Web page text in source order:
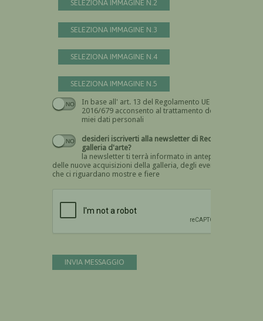
SELEZIONA IMMAGINE N.2
SELEZIONA IMMAGINE N.3
SELEZIONA IMMAGINE N.4
SELEZIONA IMMAGINE N.5
In base all' art. 13 del Regolamento UE n.
2016/679 acconsento al trattamento dei
miei dati personali
Devi dare il consenso
desideri iscriverti alla newsletter di Recta
galleria d'arte?
la newsletter ti terrà informato in anteprima
delle nuove acquisizioni della galleria, degli eventi
che ci riguardano mostre e fiere
INVIA MESSAGGIO